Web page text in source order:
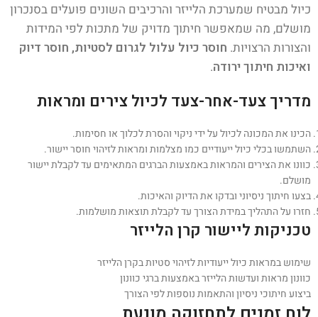
כיול מבטיח שמערכת הלייזר והרכיבים השונים פועלים בסנכרון
מושלם, מה שמאפשר חיתוך מדויק של מתכות לפי המידות
והצורות הרצויות. חוסר כיול עלול לגרום לסטיות, חוסר דיוק
ואיכות חיתוך ירודה.
מדריך צעד-אחר-צעד לכיול צירים ומראות
הכינו את המכונה לכיול על ידי ניקוי והסרת לכלוך או חסימות.
השתמשו בכלי כיול ייעודיים כמו מצלמות ומראות לזיהוי חוסר יישור.
כוונו את הצירים והמראות באמצעות הברגים המתאימים עד לקבלת יישור
מושלם.
בצעו חיתוך ניסיוני ובדקו את הדיוק והאיכות.
חזרו על התהליך במידת הצורך עד לקבלת תוצאות מושלמות.
טכניקות ליישור קרן הלייזר
שימוש במראות כיול ייעודיות לזיהוי סטיות בקרן הלייזר
כוונון מראות ועדשות הלייזר באמצעות ברגי כוונון
ביצוע חיתוכי ניסיון והתאמות נוספות לפי הצורך